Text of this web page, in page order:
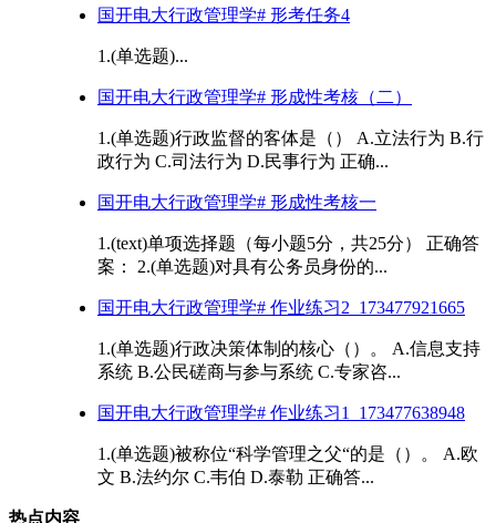
国开电大行政管理学# 形考任务4
1.(单选题)...
国开电大行政管理学# 形成性考核（二）
1.(单选题)行政监督的客体是（） A.立法行为 B.行
政行为 C.司法行为 D.民事行为 正确...
国开电大行政管理学# 形成性考核一
1.(text)单项选择题（每小题5分，共25分） 正确答
案： 2.(单选题)对具有公务员身份的...
国开电大行政管理学# 作业练习2_173477921665
1.(单选题)行政决策体制的核心（）。 A.信息支持
系统 B.公民磋商与参与系统 C.专家咨...
国开电大行政管理学# 作业练习1_173477638948
1.(单选题)被称位“科学管理之父“的是（）。 A.欧
文 B.法约尔 C.韦伯 D.泰勒 正确答...
热点内容